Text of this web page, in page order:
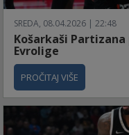
SREDA, 08.04.2026 | 22:48
Košarkaši Partizana
Evrolige
PROČITAJ VIŠE